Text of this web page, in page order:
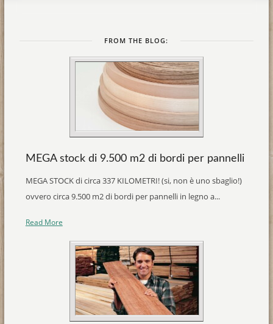
FROM THE BLOG:
MEGA stock di 9.500 m2 di bordi per pannelli
MEGA STOCK di circa 337 KILOMETRI! (si, non è uno sbaglio!)
ovvero circa 9.500 m2 di bordi per pannelli in legno a...
Read More